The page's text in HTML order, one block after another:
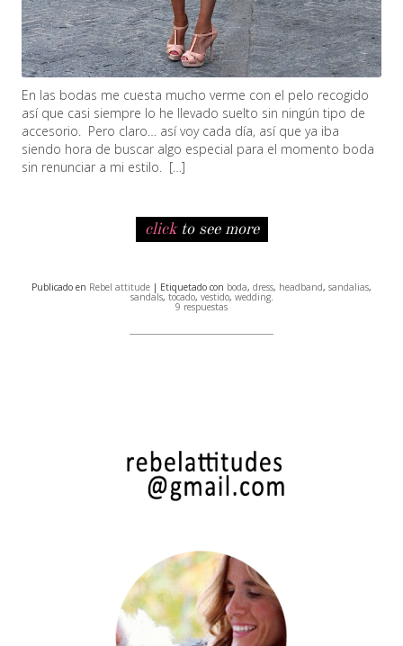
En las bodas me cuesta mucho verme con el pelo recogido
así que casi siempre lo he llevado suelto sin ningún tipo de
accesorio. Pero claro… así voy cada día, así que ya iba
siendo hora de buscar algo especial para el momento boda
sin renunciar a mi estilo. […]
clickto see more
Publicado en Rebel attitude | Etiquetado con boda, dress, headband, sandalias,
sandals, tocado, vestido, wedding.
9 respuestas